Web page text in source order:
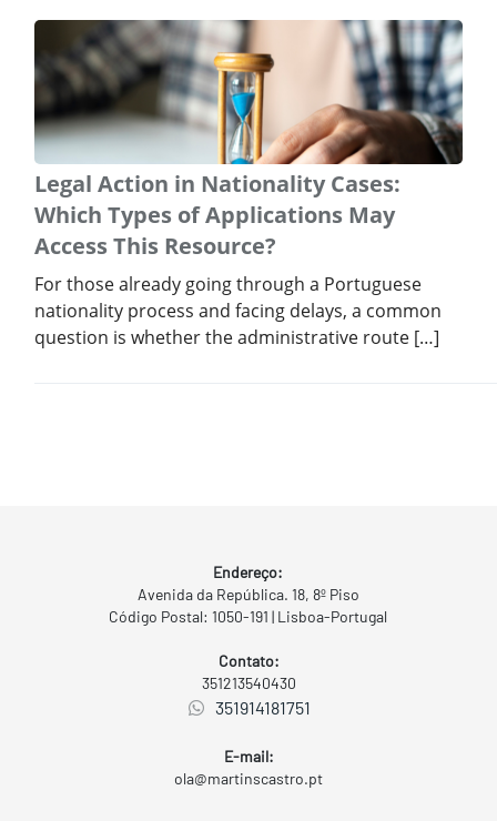
Legal Action in Nationality Cases:
Which Types of Applications May
Access This Resource?
For those already going through a Portuguese
nationality process and facing delays, a common
question is whether the administrative route […]
Endereço:
Avenida da República. 18, 8º Piso
Código Postal: 1050-191 | Lisboa-Portugal
Contato:
351213540430
351914181751
E-mail:
ola@martinscastro.pt